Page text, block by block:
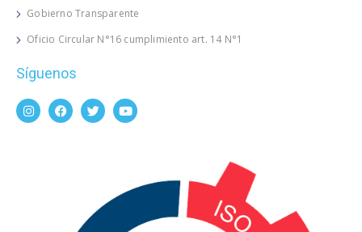
Gobierno Transparente
Oficio Circular N°16 cumplimiento art. 14 N°1
Síguenos